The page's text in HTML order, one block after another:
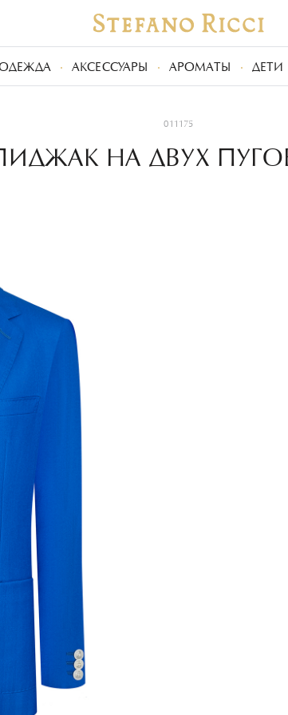
АКСЕССУАРЫ АРОМАТЫ ДЕТИ
011175
НА ДВУХ